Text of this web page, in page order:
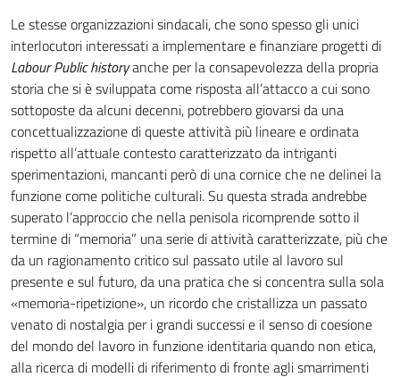
Le stesse organizzazioni sindacali, che sono spesso gli unici
interlocutori interessati a implementare e finanziare progetti di
Labour Public historyanche per la consapevolezza della propria
storia che si è sviluppata come risposta all’attacco a cui sono
sottoposte da alcuni decenni, potrebbero giovarsi da una
concettualizzazione di queste attività più lineare e ordinata
rispetto all’attuale contesto caratterizzato da intriganti
sperimentazioni, mancanti però di una cornice che ne delinei la
funzione come politiche culturali. Su questa strada andrebbe
superato l’approccio che nella penisola ricomprende sotto il
termine di “memoria” una serie di attività caratterizzate, più che
da un ragionamento critico sul passato utile al lavoro sul
presente e sul futuro, da una pratica che si concentra sulla sola
«memoria-ripetizione», un ricordo che cristallizza un passato
venato di nostalgia per i grandi successi e il senso di coesione
del mondo del lavoro in funzione identitaria quando non etica,
alla ricerca di modelli di riferimento di fronte agli smarrimenti